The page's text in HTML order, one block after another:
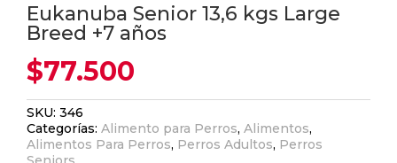
Eukanuba Senior 13,6 kgs Large
Breed +7 años
$77.500
SKU:346
Categorías:Alimento para Perros,Alimentos,
Alimentos Para Perros, Perros Adultos, Perros